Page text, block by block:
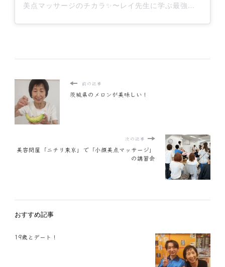
美点マッサージのチカラ✨〜レイ先生に学ぶ最強美点メソッド〜(@rey_biten_school)がシェアした投稿
前の記事
茨城県のメロンが美味しい！
次の記事
美容問屋「ニチリ東京」で「小顔美点マッサージ」
の講習会
おすすめ記事
19歳とデート！